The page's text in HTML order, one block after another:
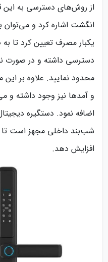
از روش‌های دسترسی به این
انگشت اشاره کرد و می‌توان
یکبار مصرف تعیین کرد تا
دسترسی داشته و در صورت
محدود نمایید. علاوه بر این
و آمدها نیز وجود داشته و
اضافه نمود. دستگیره
شب‌بند داخلی مجهز است تا
افزایش دهد.